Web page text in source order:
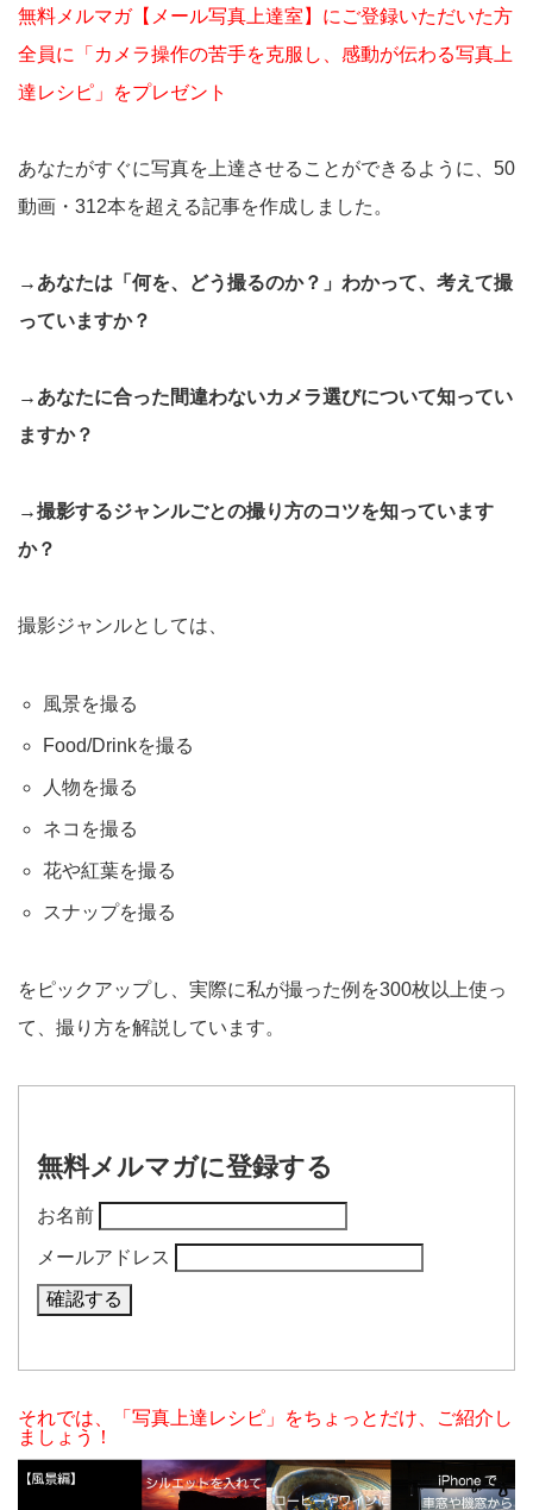
無料メルマガ【メール写真上達室】にご登録いただいた方
全員に「カメラ操作の苦手を克服し、感動が伝わる写真上
達レシピ」をプレゼント
あなたがすぐに写真を上達させることができるように、50
動画・312本を超える記事を作成しました。
→あなたは「何を、どう撮るのか？」わかって、考えて撮
っていますか？
→あなたに合った間違わないカメラ選びについて知ってい
ますか？
→撮影するジャンルごとの撮り方のコツを知っています
か？
撮影ジャンルとしては、
風景を撮る
Food/Drinkを撮る
人物を撮る
ネコを撮る
花や紅葉を撮る
スナップを撮る
をピックアップし、実際に私が撮った例を300枚以上使っ
て、撮り方を解説しています。
無料メルマガに登録する
お名前
メールアドレス
それでは、「写真上達レシピ」をちょっとだけ、ご紹介し
ましょう！